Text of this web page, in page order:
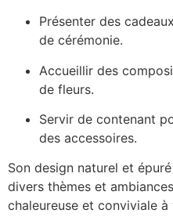
Présenter des
de cérémonie.
Accueillir des
de fleurs.
Servir de contenant
des accessoires.
Son design naturel et
divers thèmes et
chaleureuse et conviviale